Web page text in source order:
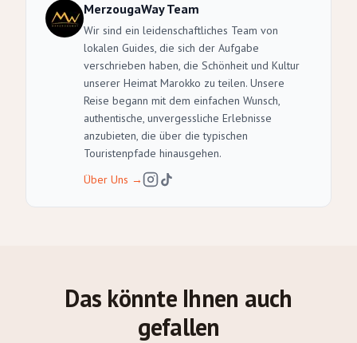
MerzougaWay Team
Wir sind ein leidenschaftliches Team von
lokalen Guides, die sich der Aufgabe
verschrieben haben, die Schönheit und Kultur
unserer Heimat Marokko zu teilen. Unsere
Reise begann mit dem einfachen Wunsch,
authentische, unvergessliche Erlebnisse
anzubieten, die über die typischen
Touristenpfade hinausgehen.
Über Uns →
Das könnte Ihnen auch
gefallen